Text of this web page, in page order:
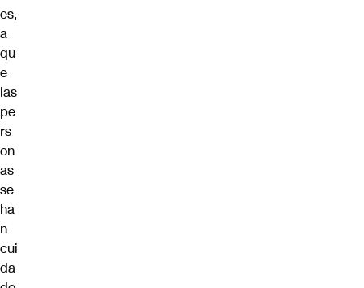
es,
a
qu
e
las
pe
rs
on
as
se
ha
n
cui
da